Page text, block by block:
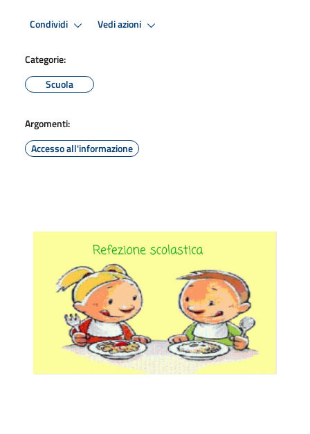
Condividi Vedi azioni
Categorie:
Scuola
Argomenti:
Accesso all'informazione